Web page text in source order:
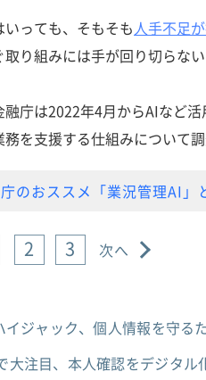
っても、そもそも 人手不足
り組みには手が回り切らない
庁は2022年4月からAIなど
を支援する仕組みについて調
のおススメ「業況管理AI」
2 3 次へ
イジャック、個人情報を守る
注目、本人確認をデジタル